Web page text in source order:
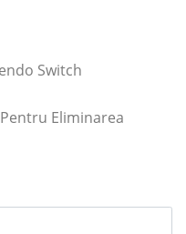
Switch
Eliminarea